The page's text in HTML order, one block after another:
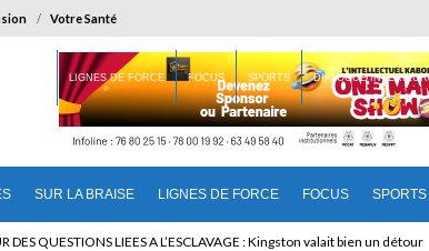
Votre Santé
SUR LA BRAISE LIGNES DE FORCE FOCUS SPORTS
LIGNES DE FORCE FOCUS SPORTS DIALOGUE INTERIEUR
BENINOIS : Quand Patrice quitte le pouvoir sans partir !